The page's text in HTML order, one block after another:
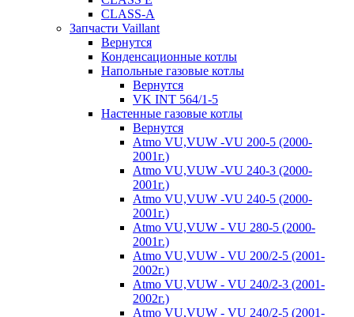
CLASS-A
Запчасти Vaillant
Вернутся
Конденсационные котлы
Напольные газовые котлы
Вернутся
VK INT 564/1-5
Настенные газовые котлы
Вернутся
Atmo VU,VUW -VU 200-5 (2000-
2001г.)
Atmo VU,VUW -VU 240-3 (2000-
2001г.)
Atmo VU,VUW -VU 240-5 (2000-
2001г.)
Atmo VU,VUW - VU 280-5 (2000-
2001г.)
Atmo VU,VUW - VU 200/2-5 (2001-
2002г.)
Atmo VU,VUW - VU 240/2-3 (2001-
2002г.)
Atmo VU,VUW - VU 240/2-5 (2001-